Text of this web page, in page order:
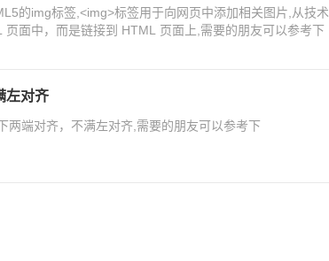
的img标签,<img>标签用于向网页中添加相关图片,从技术
页面中，而是链接到 HTML 页面上,需要的朋友可以参考下
左对齐
两端对齐，不满左对齐,需要的朋友可以参考下